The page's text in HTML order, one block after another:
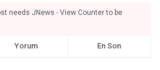
needs JNews - View Counter to be
Yorum En Son